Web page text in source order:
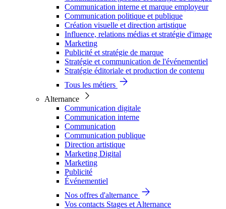
Communication interne et marque employeur
Communication politique et publique
Création visuelle et direction artistique
Influence, relations médias et stratégie d'image
Marketing
Publicité et stratégie de marque
Stratégie et communication de l'événementiel
Stratégie éditoriale et production de contenu
Tous les métiers
Alternance
Communication digitale
Communication interne
Communication
Communication publique
Direction artistique
Marketing Digital
Marketing
Publicité
Événementiel
Nos offres d'alternance
Vos contacts Stages et Alternance